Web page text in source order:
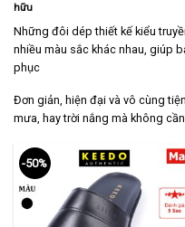
hữu
Những đôi dép thiết kế kiểu
nhiều màu sắc khác nhau, giúp
phục
Đơn giản, hiện đại và vô cùng
mưa, hay trời nắng mà không
-50%